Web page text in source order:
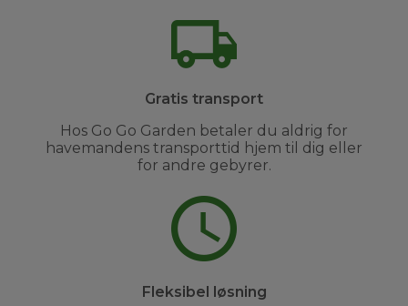
Gratis transport
Hos Go Go Garden betaler du aldrig for
havemandens transporttid hjem til dig eller
for andre gebyrer.
Fleksibel løsning